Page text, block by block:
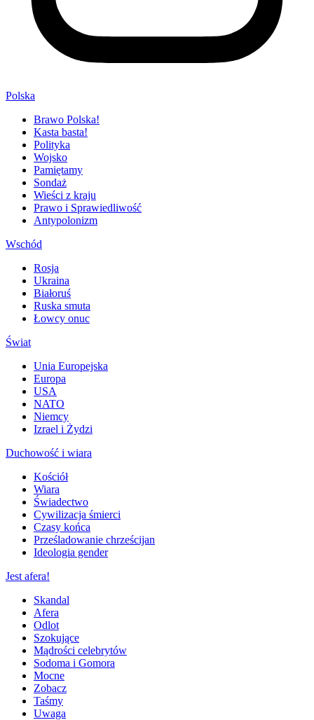
Polska
Brawo Polska!
Kasta basta!
Polityka
Wojsko
Pamiętamy
Sondaż
Wieści z kraju
Prawo i Sprawiedliwość
Antypolonizm
Wschód
Rosja
Ukraina
Białoruś
Ruska smuta
Łowcy onuc
Świat
Unia Europejska
Europa
USA
NATO
Niemcy
Izrael i Żydzi
Duchowość i wiara
Kościół
Wiara
Świadectwo
Cywilizacja śmierci
Czasy końca
Prześladowanie chrześcijan
Ideologia gender
Jest afera!
Skandal
Afera
Odlot
Szokujące
Mądrości celebrytów
Sodoma i Gomora
Mocne
Zobacz
Taśmy
Uwaga